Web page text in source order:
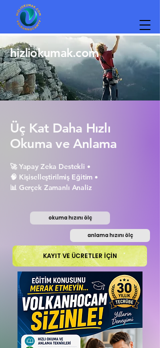
hizliokumak.com
Üç Kat Daha Hızlı
Okuma ve Anlama
🚀 Yapay Zeka Destekli •
🧠 Kişiselleştirilmiş Eğitim •
📊 Gerçek Zamanlı Analiz
okuma hızını ölç
anlama hızını ölç
KAYIT VE ÜCRETLER İÇİN